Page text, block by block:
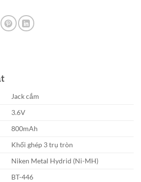
Jack cắm
3.6V
800mAh
Khối ghép 3 trụ tròn
Niken Metal Hydrid (Ni-MH)
BT-446